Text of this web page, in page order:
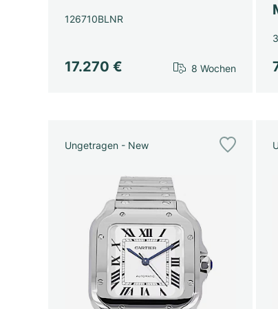
126710BLNR
17.270 € 8 Wochen
Ungetragen - New